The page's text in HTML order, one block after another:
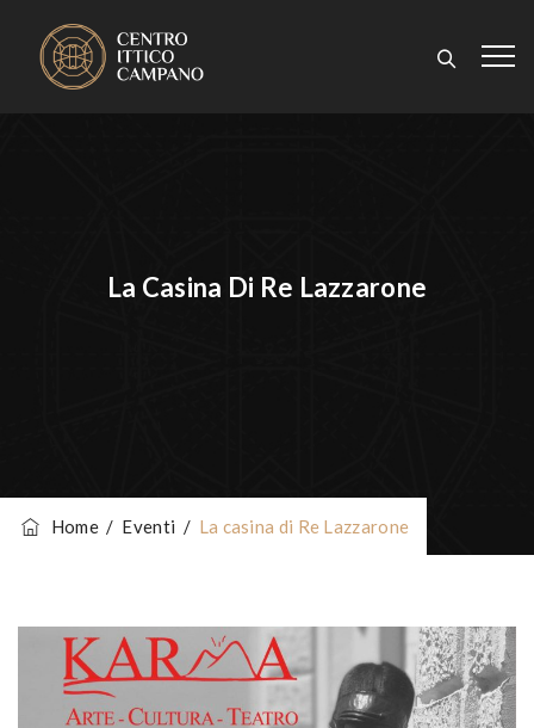
La Casina Di Re Lazzarone
Home/ Eventi / La casina di Re Lazzarone